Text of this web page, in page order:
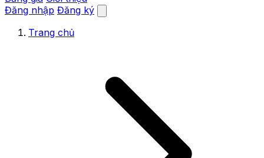
Đăng nhập Đăng ký
Trang chủ